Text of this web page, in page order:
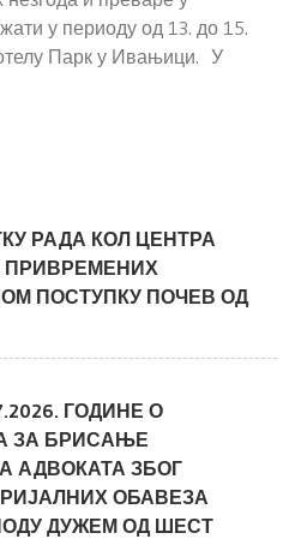
у периоду од 13. до 15.
Парк у Ивањици. У
РАДА КОЛ ЦЕНТРА
ПОСТУПКУ ПОЧЕВ ОД
ГОДИНЕ О
ЗА БРИСАЊЕ
АДВОКАТА ЗБОГ
ОБАВЕЗА
ДУЖЕМ ОД ШЕСТ